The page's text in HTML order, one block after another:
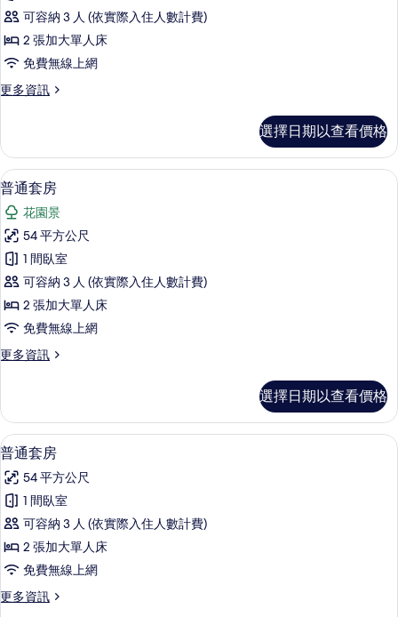
相
片
TWIN)
的
詳
情
放
式
套
房,
非
煙
房
(HARMONY
SUITE
TWIN)
的
所
有
相
片
可容納 3 人 (依實際入住人數計費)
2 張加大單人床
免費無線上網
更多資訊
更
式
套
房,
非
吸
煙
房
(HARMONY
SUITE
TWIN)
的
詳
選擇日期以查看價格
顯
示
普
通
套
房
的
所
有
片
普通套房 | 羽絨被、舒適加層、迷你
13
普通套房
花園景
54 平方公尺
1 間臥室
可容納 3 人 (依實際入住人數計費)
2 張加大單人床
免費無線上網
更多資訊
更
套
房
的
詳
情
選擇日期以查看價格
顯
示
普
通
套
房
的
所
普通套房 | 羽絨被、舒適加層、迷你
14
普通套房
54 平方公尺
1 間臥室
可容納 3 人 (依實際入住人數計費)
2 張加大單人床
免費無線上網
更多資訊
更